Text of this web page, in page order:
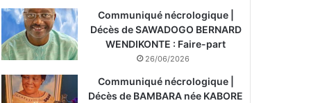
Communiqué nécrologique |
Décès de SAWADOGO BERNARD
WENDIKONTE : Faire-part
26/06/2026
Communiqué nécrologique |
Décès de BAMBARA née KABORE